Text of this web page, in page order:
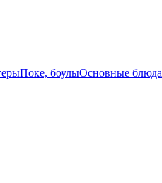
Поке, боулыОсновные блюда